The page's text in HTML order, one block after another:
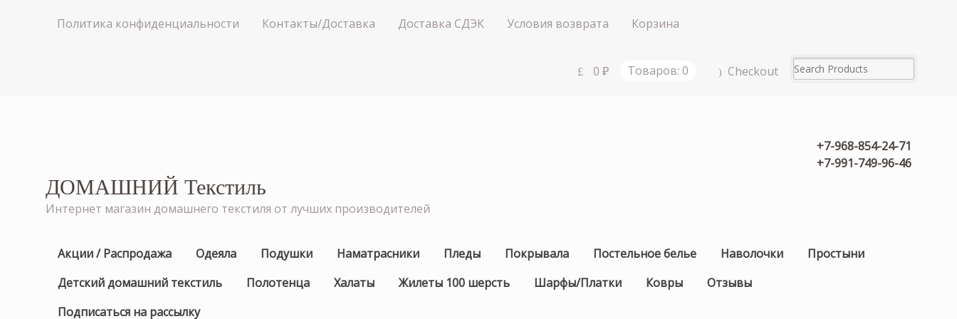
Политика конфиденциальности Контакты/Доставка Доставка СДЭК Условия возврата Корзина
0 ₽ Товаров: 0 Checkout
+7-968-854-24-71
+7-991-749-96-46
ДОМАШНИЙ Текстиль
Интернет магазин домашнего текстиля от лучших производителей
Акции / Распродажа Одеяла Подушки Наматрасники Пледы Покрывала Постельное белье Наволочки
Простыни
Детский домашний текстиль
Полотенца Халаты Жилеты 100 шерсть Шарфы/Платки Ковры
Отзывы
Подписаться на рассылку